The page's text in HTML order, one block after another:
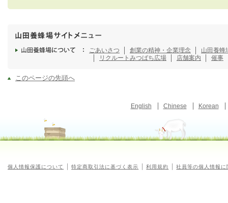
ごあいさつ 創業の精神・企業理念
山田養蜂
リクルート みつばち広場 店舗案内 催事
このページの先頭へ
English Chinese Korean
個人情報保護について 特定商取引法に基づく表示 利用規約 社員等の個人情報